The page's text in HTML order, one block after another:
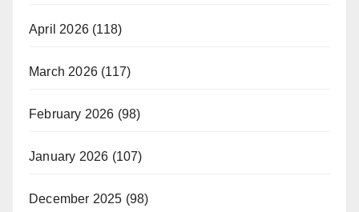
April 2026 (118)
March 2026 (117)
February 2026 (98)
January 2026 (107)
December 2025 (98)